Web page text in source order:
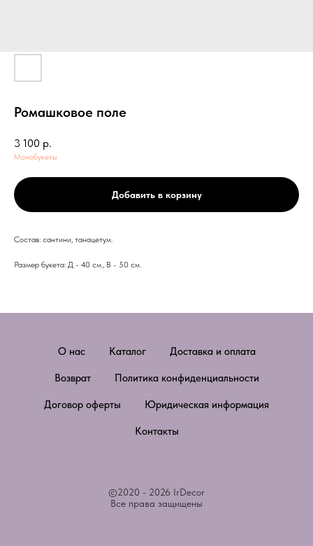
Ромашковое поле
3 100 р.
Монобукеты
Добавить в корзину
Состав: сантини, танацетум.
Размер букета: Д - 40 см., В - 50 см.
О нас Каталог Доставка и оплата
Возврат Политика конфиденциальности
Договор оферты Юридическая информация
Контакты
©2020 - 2026 IrDecor
Все права защищены